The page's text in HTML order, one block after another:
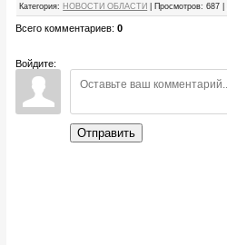
Категория: НОВОСТИ ОБЛАСТИ Просмотров: 687
Всего комментариев:0
Войдите:
Отправить